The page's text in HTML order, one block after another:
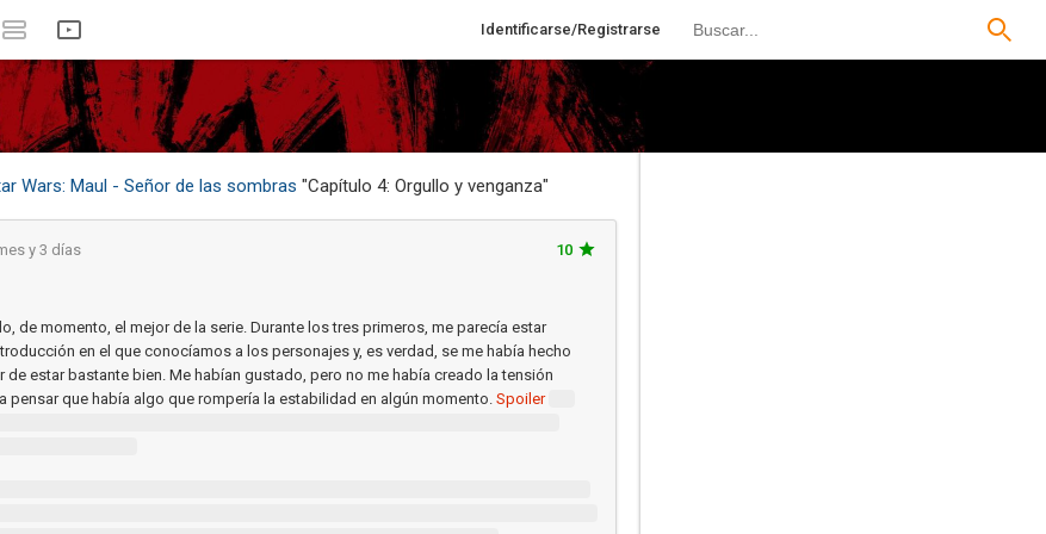
Identificarse/Registrarse
Wars: Maul - Señor de las sombras "Capítulo 4: Orgullo y venganza"
y 3 días
10
de momento, el mejor de la serie. Durante los tres primeros, me parecía estar
en el que conocíamos a los personajes y, es verdad, se me había hecho
de estar bastante bien. Me habían gustado, pero no me había creado la tensión
pensar que había algo que rompería la estabilidad en algún momento. Spoiler